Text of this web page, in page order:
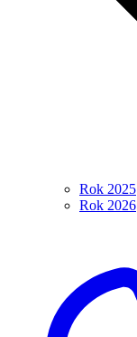
Rok 2025
Rok 2026